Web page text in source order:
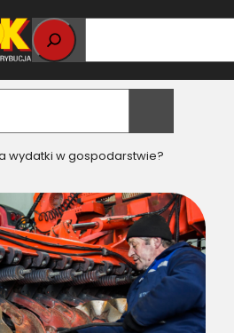
Jakie części rolnicze
wydatki w gospodarstwie?